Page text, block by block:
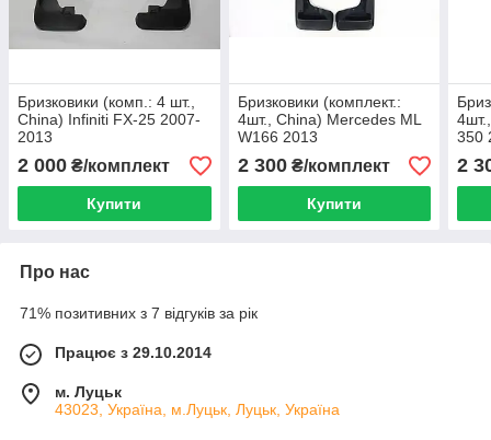
Бризковики (комп.: 4 шт.,
China) Infiniti FX-25 2007-
2013
2 000 ₴/комплект
Купити
Бризковики (комплект.:
4шт., China) Mercedes ML
W166 2013
2 300₴/комплект
Купити
350
2
Про нас
71% позитивних з 7 відгуків за рік
Працює з 29.10.2014
м. Луцьк
43023, Україна, м.Луцьк, Луцьк, Україна